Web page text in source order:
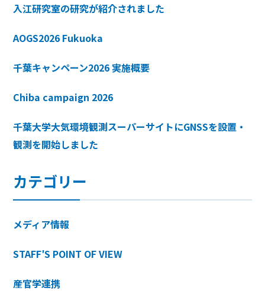
入江研究室の研究が紹介されました
AOGS2026 Fukuoka
千葉キャンペーン2026 実施概要
Chiba campaign 2026
千葉大学大気環境観測スーパーサイトにGNSSを設置・
観測を開始しました
カテゴリー
メディア情報
STAFF′S POINT OF VIEW
産官学連携